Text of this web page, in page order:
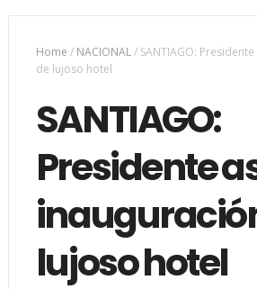
Home / NACIONAL/ SANTIAGO:
de lujoso hotel
SANTIAGO:
Presidente
lujoso hotel